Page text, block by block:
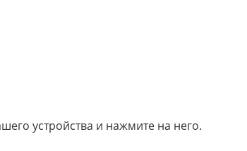
устройства и нажмите на него.